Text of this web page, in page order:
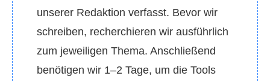
unserer Redaktion verfasst. Bevor wir
schreiben, recherchieren wir ausführlich
zum jeweiligen Thema. Anschließend
benötigen wir 1–2 Tage, um die Tools